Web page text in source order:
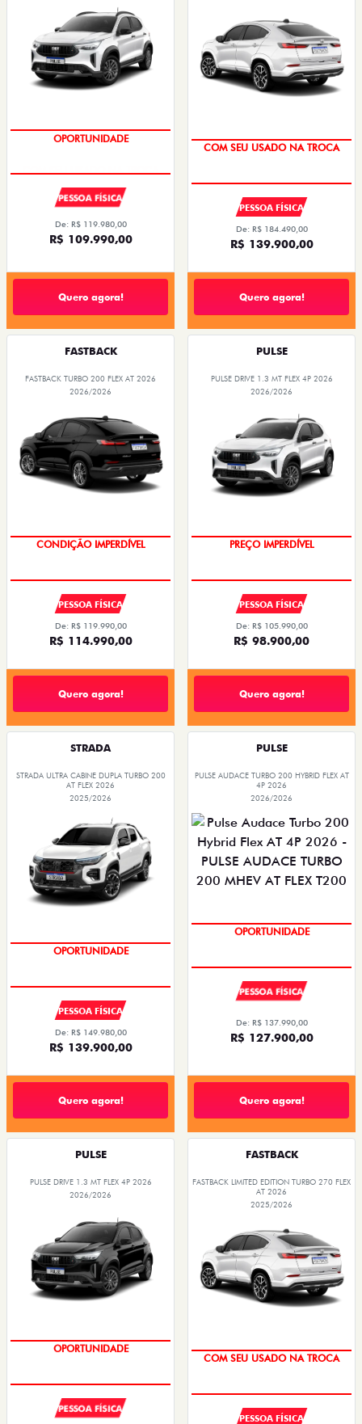
COM SEU USADO NA TROCA
PESSOA FÍSICA
De: R$ 119.980,00
R$ 109.990,00
Quero agora!
COM SEU USADO NA TROCA
PESSOA FÍSICA
De: R$ 184.490,00
R$ 139.900,00
Quero agora!
FASTBACK
FASTBACK TURBO 200 FLEX AT 2026
2026/2026
CONDIÇÃO IMPERDÍVEL
PESSOA FÍSICA
De: R$ 119.990,00
R$ 114.990,00
Quero agora!
PULSE
PULSE DRIVE 1.3 MT FLEX 4P 2026
2026/2026
PREÇO IMPERDÍVEL
PESSOA FÍSICA
De: R$ 105.990,00
R$ 98.900,00
Quero agora!
STRADA
STRADA ULTRA CABINE DUPLA TURBO 200
AT FLEX 2026
2025/2026
OPORTUNIDADE
PESSOA FÍSICA
De: R$ 149.980,00
R$ 139.900,00
Quero agora!
PULSE
PULSE AUDACE TURBO 200 HYBRID FLEX AT
4P 2026
2026/2026
COM SEU USADO NA TROCA
PESSOA FÍSICA
De: R$ 137.990,00
R$ 127.900,00
Quero agora!
PULSE
PULSE DRIVE 1.3 MT FLEX 4P 2026
2026/2026
NOVA VERSÃO
PESSOA FÍSICA
FASTBACK
FASTBACK LIMITED EDITION TURBO 270 FLEX
AT 2026
2025/2026
COM SEU USADO NA TROCA
PESSOA FÍSICA